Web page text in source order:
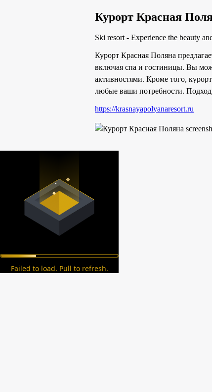
Курорт Красная
Ski resort - Experience the beauty
Курорт Красная Поляна
включая спа и гостиницы. Вы
активностями. Кроме того,
любые ваши потребности.
https://krasnayapolyanaresort.ru
Failed to load. Pull to refresh.